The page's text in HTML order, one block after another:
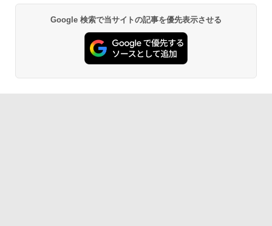
Google 検索で当サイトの記事を優先表示させる